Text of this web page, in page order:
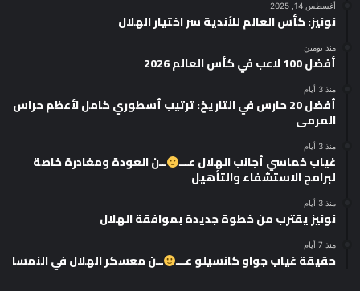
أغسطس 14, 2025
نونيز: كأس العالم للأندية سر اختيار الهلال
منذ يومين
أفضل 100 لاعب في كأس العالم 2026
منذ 3 أيام
أفضل 20 حارس في التاريخ: ترتيب أسطوري كامل لأعظم حراس
المرمى
منذ 3 أيام
غياب خماسي أجانب الهلال عـــ ــن العودة ومغادرة خاصة
لبرامج الاستشفاء والتأهيل
منذ 3 أيام
نونيز يقترب من خطوة جديدة بموافقة الهلال
منذ 7 أيام
حقيقة غياب جواو كانسيلو عـــ ــن معسكر الهلال في النمسا